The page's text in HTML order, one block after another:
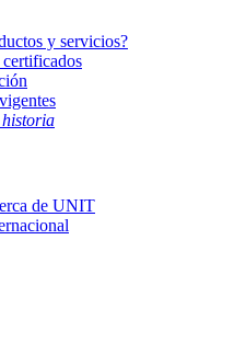
y servicios?
de UNIT